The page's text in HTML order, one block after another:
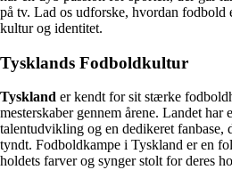
på tv. Lad os udforske, hvordan fodbold
kultur og identitet.
Tysklands Fodboldkultur
Tyskland er kendt for sit stærke
mesterskaber gennem årene. Landet har
talentudvikling og en dedikeret fanbase,
tyndt. Fodboldkampe i Tyskland er en
holdets farver og synger stolt for deres